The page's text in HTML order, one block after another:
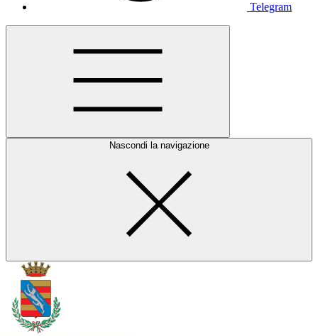
Telegram
Nascondi la navigazione